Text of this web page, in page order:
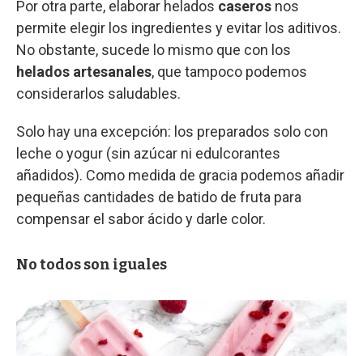
Por otra parte, elaborar helados caseros nos
permite elegir los ingredientes y evitar los aditivos.
No obstante, sucede lo mismo que con los
helados artesanales, que tampoco podemos
considerarlos saludables.
Solo hay una excepción: los preparados solo con
leche o yogur (sin azúcar ni edulcorantes
añadidos). Como medida de gracia podemos añadir
pequeñas cantidades de batido de fruta para
compensar el sabor ácido y darle color.
No todos son iguales